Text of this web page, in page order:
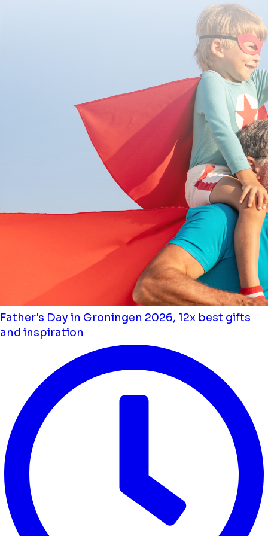
Father's Day in Groningen 2026, 12x best gifts
and inspiration